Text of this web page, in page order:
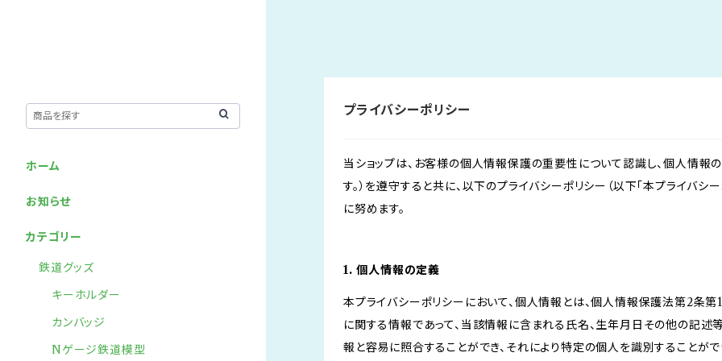
プライバシーポリシー
当ショップは、お客様の個人情報保護の重要性について認識し、個人情報
す。）を遵守すると共に、以下のプライバシーポリシー（以下「本プライバシ
に努めます。
1. 個人情報の定義
本プライバシーポリシーにおいて、個人情報とは、個人情報保護法第2条
に関する情報であって、当該情報に含まれる氏名、生年月日その他の記述
報と容易に照合することができ、それにより特定の個人を識別することがで
ホーム
お知らせ
カテゴリー
鉄道グッズ
キーホルダー
カンバッジ
Nゲージ鉄道模型